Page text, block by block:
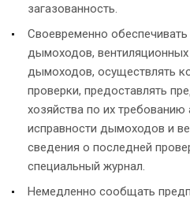
загазованность.
Своевременно
дымоходов,
дымоходов, осуществлять
проверки, предоставлять
хозяйства по их требованию
исправности дымоходов и
сведения о последней
специальный журнал.
Немедленно сообщать